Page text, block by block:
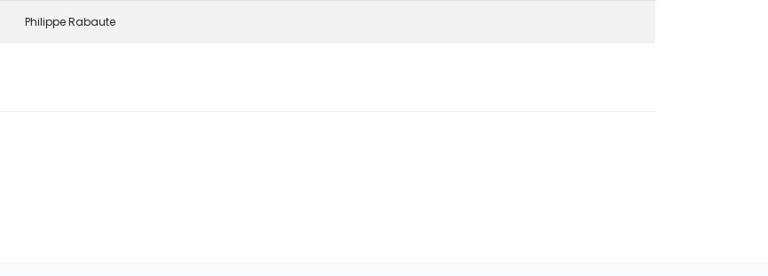
Philippe Rabaute